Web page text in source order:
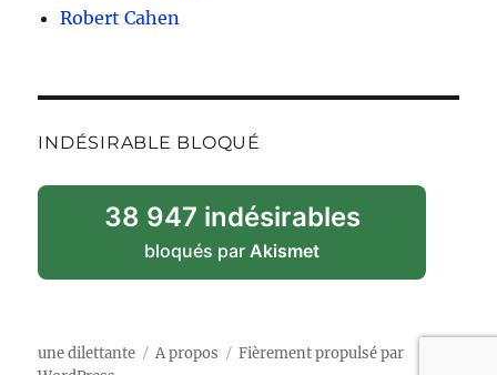
Robert Cahen
INDÉSIRABLE BLOQUÉ
38 947 indésirables
bloqués parAkismet
une dilettante A propos
Fièrement propulsé par